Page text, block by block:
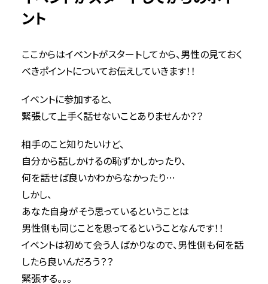
ント
ここからはイベントがスタートしてから、男性の見ておく
べきポイントについてお伝えしていきます！！
イベントに参加すると、
緊張して上手く話せないことありませんか？？
相手のこと知りたいけど、
自分から話しかけるの恥ずかしかったり、
何を話せば良いかわからなかったり…
しかし、
あなた自身がそう思っているということは
男性側も同じことを思ってるということなんです！！
イベントは初めて会う人ばかりなので、男性側も何を話
したら良いんだろう？？
緊張する。。。